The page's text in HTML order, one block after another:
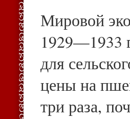
Мировой
1929—1933
для
цены на
три раза,